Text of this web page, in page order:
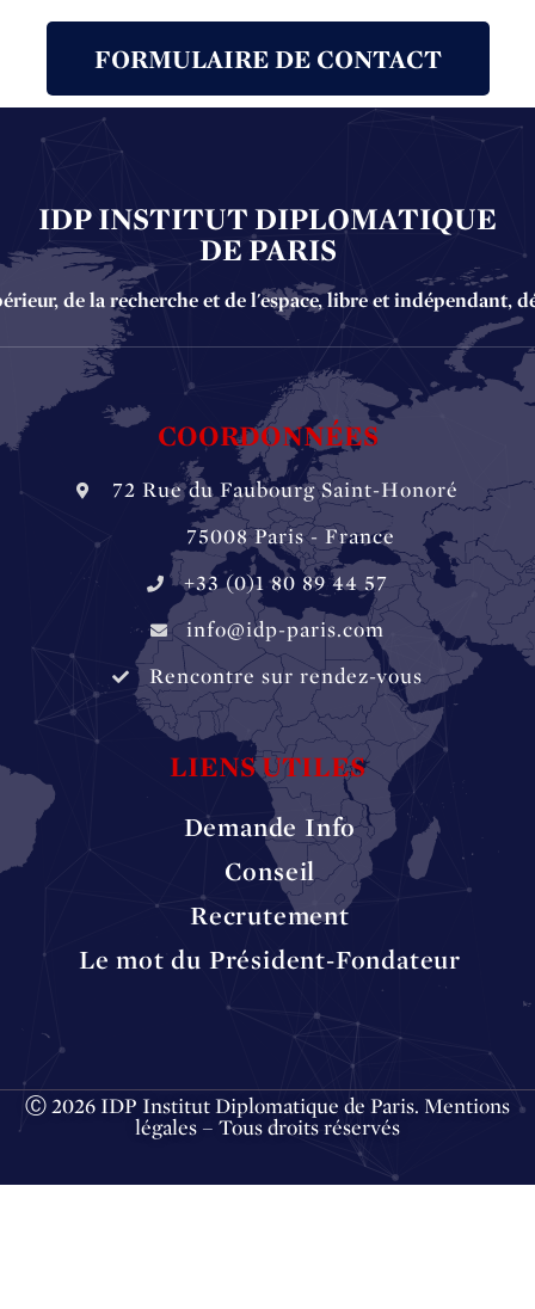
FORMULAIRE DE CONTACT
IDP INSTITUT DIPLOMATIQUE
DE PARIS
de la recherche et de l'espace, libre et indépendant,
COORDONNÉES
72 Rue du Faubourg Saint-Honoré
‏‏‎ ‏‏‎ ‏‏‎ ‏‏‎ ‎‎‎‎‏‏‎ 75008 Paris - France
+33 (0)1 80 89 44 57
info@idp-paris.com
Rencontre sur rendez-vous
LIENS UTILES
Demande Info
Conseil
Recrutement
Le mot du Président-Fondateur
Ⓒ 2026 IDP Institut Diplomatique de Paris. Mentions
légales – Tous droits réservés